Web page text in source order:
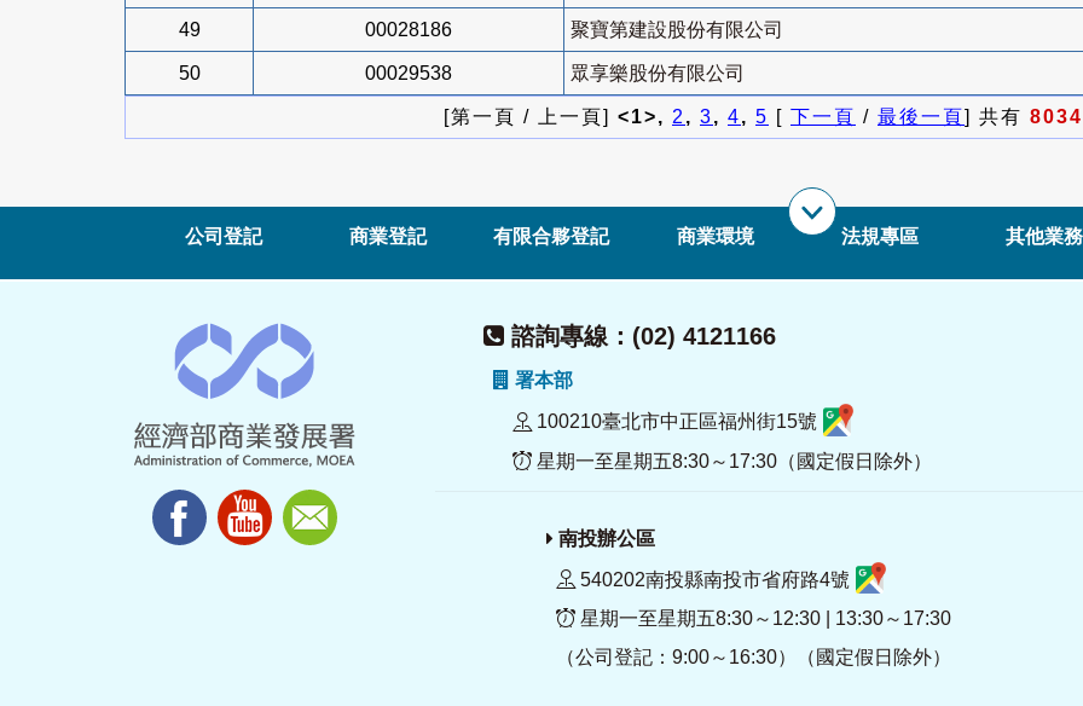
49 00028186 聚寶第建設股份有限公司
50 00029538 眾享樂股份有限公司
[第一頁 / 上一頁] <1>, 2, 3, 4, 5 [ 下一頁 / 最後一頁] 共有 8034
公司登記 商業登記 有限合夥登記 商業環境 法規專區 其他業務
諮詢專線：(02) 4121166
署本部
100210臺北市中正區福州街15號
星期一至星期五8:30～17:30（國定假日除外）
南投辦公區
540202南投縣南投市省府路4號
星期一至星期五8:30～12:30 | 13:30～17:30
（公司登記：9:00～16:30）（國定假日除外）